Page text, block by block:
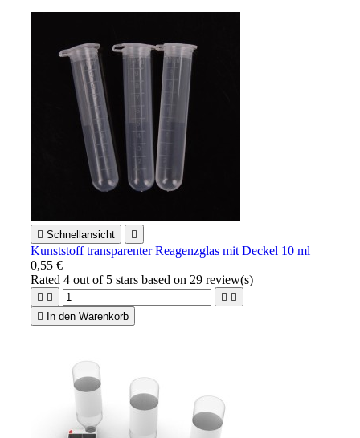
 Schnellansicht 
Kunststoff transparenter Reagenzglas mit Deckel 10 ml
0,55 €
Rated4 out of 5 stars based on 29 review(s)
   

In den Warenkorb